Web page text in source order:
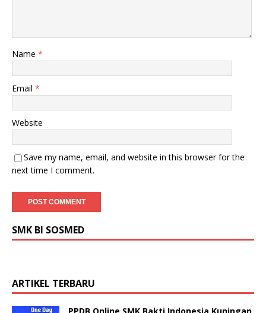
Name *
Email *
Website
Save my name, email, and website in this browser for the
next time I comment.
SMK BI SOSMED
ARTIKEL TERBARU